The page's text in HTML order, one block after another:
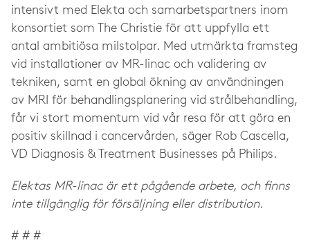
intensivt med Elekta och samarbetspartners inom
konsortiet som The Christie för att uppfylla ett
antal ambitiösa milstolpar. Med utmärkta framsteg
vid installationer av MR-linac och validering av
tekniken, samt en global ökning av användningen
av MRI för behandlingsplanering vid strålbehandling,
får vi stort momentum vid vår resa för att göra en
positiv skillnad i cancervården, säger Rob Cascella,
VD Diagnosis & Treatment Businesses på Philips.
Elektas MR-linac är ett pågående arbete, och finns
inte tillgänglig för försäljning eller distribution.
# # #